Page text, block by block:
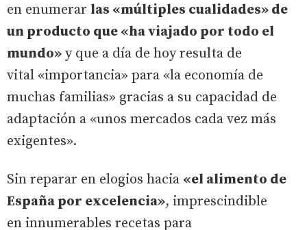
en enumerar las «múltiples cualidades» de
un producto que «ha viajado por todo el
mundo» y que a día de hoy resulta de
vital «importancia» para «la economía de
muchas familias» gracias a su capacidad de
adaptación a «unos mercados cada vez más
exigentes».
Sin reparar en elogios hacia «el alimento de
España por excelencia», imprescindible
en innumerables recetas para